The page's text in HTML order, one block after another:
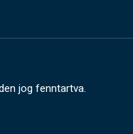
jog fenntartva.